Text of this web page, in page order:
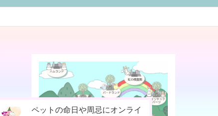
今までなかった！小動物専用の
お骨壷をコンパクト化！お手元
ペットの命日や周忌にオンライ